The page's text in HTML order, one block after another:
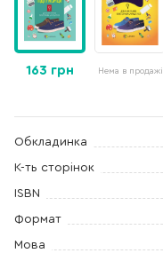
163 грн Нема в продажі
Обкладинка
К-ть сторінок
ISBN
Формат
Мова